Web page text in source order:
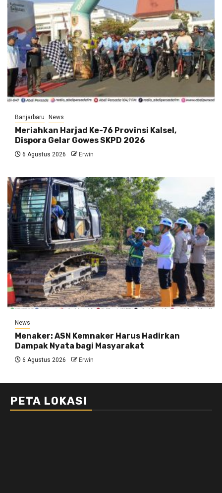
Banjarbaru News
Meriahkan Harjad Ke-76 Provinsi Kalsel,
Dispora Gelar Gowes SKPD 2026
6 Agustus 2026 Erwin
News
Menaker: ASN Kemnaker Harus Hadirkan
Dampak Nyata bagi Masyarakat
6 Agustus 2026 Erwin
PETA LOKASI